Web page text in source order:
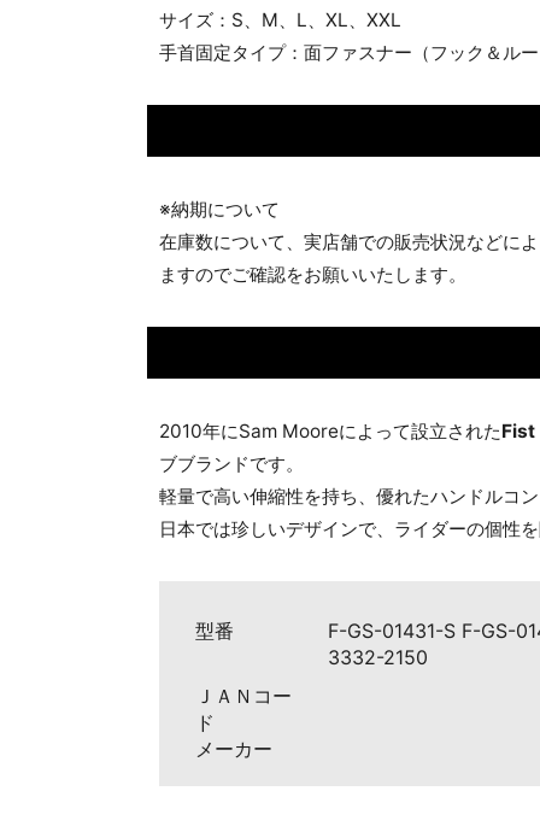
サイズ：S、M、L、XL、XXL
手首固定タイプ：面ファスナー（フック＆ル
※納期について
在庫数について、実店舗での販売状況などに
ますのでご確認をお願いいたします。
2010年にSam Mooreによって設立されたFist
ブブランドです。
軽量で高い伸縮性を持ち、優れたハンドルコ
日本では珍しいデザインで、ライダーの個性
型番
F-GS-01431-S F-GS-
3332-2150
ＪＡＮコー
ド
メーカー